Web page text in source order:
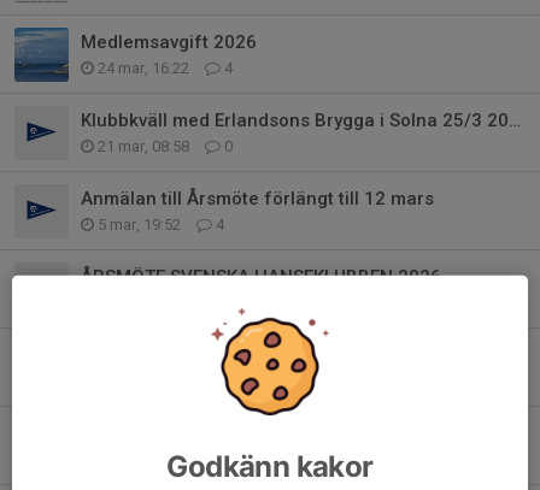
Medlemsavgift 2026
24 mar, 16:22 4
Klubbkväll med Erlandsons Brygga i Solna 25/3 2026.
21 mar, 08:58 0
Anmälan till Årsmöte förlängt till 12 mars
5 mar, 19:52 4
ÅRSMÖTE SVENSKA HANSEKLUBBEN 2026
C-Station Boating Control till Hanseägare
22 aug 2025 1
Godkänn kakor